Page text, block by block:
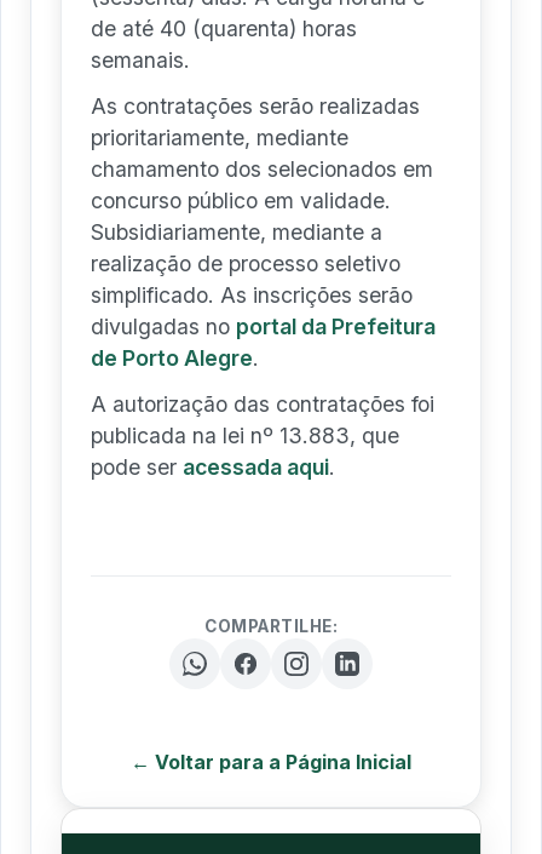
de até 40 (quarenta) horas
semanais.
As contratações serão realizadas
prioritariamente, mediante
chamamento dos selecionados em
concurso público em validade.
Subsidiariamente, mediante a
realização de processo seletivo
simplificado. As inscrições serão
divulgadas no portal da Prefeitura
de Porto Alegre.
A autorização das contratações foi
publicada na lei nº 13.883, que
pode ser acessada aqui.
COMPARTILHE:
← Voltar para a Página Inicial